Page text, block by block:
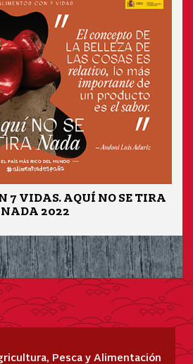
7 VIDAS. AQUÍ NO SE TIRA
NADA 2022
Pesca y Alimentación